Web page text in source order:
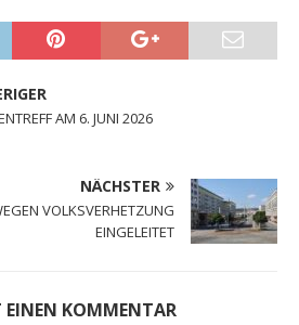
AM 6. JUNI 2026
NÄCHSTER
VOLKSVERHETZUNG
EINGELEITET
EINEN KOMMENTAR